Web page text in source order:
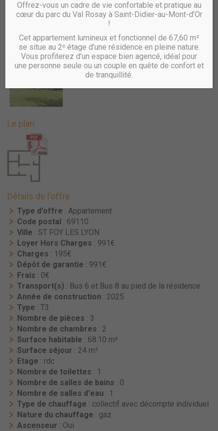
Le plan
Détails de l'offre
Type d'offre : Appartement
Code postal : 69110
Ville : ST FOY LES LYON
Loyer Hors Charges : 991€
Charges : 195€
Dépôt de garantie : 991€
Frais : 0€
Transport(s) : Bus 6 et Bus 8 au pied de la résidence
Année de construction : 2025
Type : T3
Nombre de pièces : 3
Nombre de chambres : 2
Surface habitable : 68.10 m²
Surface séjour : 24 m²
Etage : rdc
Nombre de toilettes : 1
Nombre de salles de bains : 0
Nombre de salles d'eau : 1
Type de chauffage : collectif avec décompte individuel
Nature du chauffage : gaz
Ascenseur : Oui
Offrez-vous un cadre de vie confortable et pratique au
cœur du parc du Val Rosay à Saint-Didier-au-Mont-d’Or
!
Cet appartement lumineux et fonctionnel de 67,60 m²
se situe au 2ᵉ étage d’une résidence en pleine nature.
Vous profiterez d’un espace bien agencé, idéal pour
une personne seule ou un couple en quête de confort et
de tranquillité.